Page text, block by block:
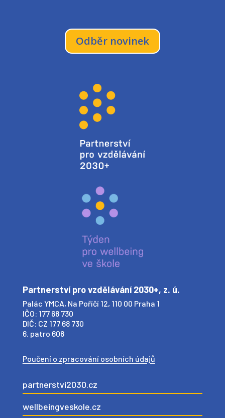
Odběr novinek
Partnerství pro vzdělávání 2030+, z. ú.
Palác YMCA, Na Poříčí 12, 110 00 Praha 1
IČO: 177 68 730
DIČ: CZ 177 68 730
6. patro 608
Poučení o zpracování osobních údajů
partnerstvi2030.cz
wellbeingveskole.cz